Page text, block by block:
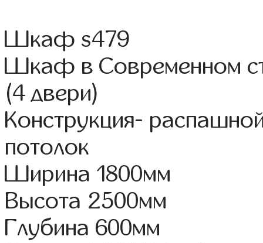
Шкаф s479
Шкаф в Современном
(4 двери)
Конструкция-
потолок
Ширина 1800мм
Высота 2500мм
Глубина 600мм